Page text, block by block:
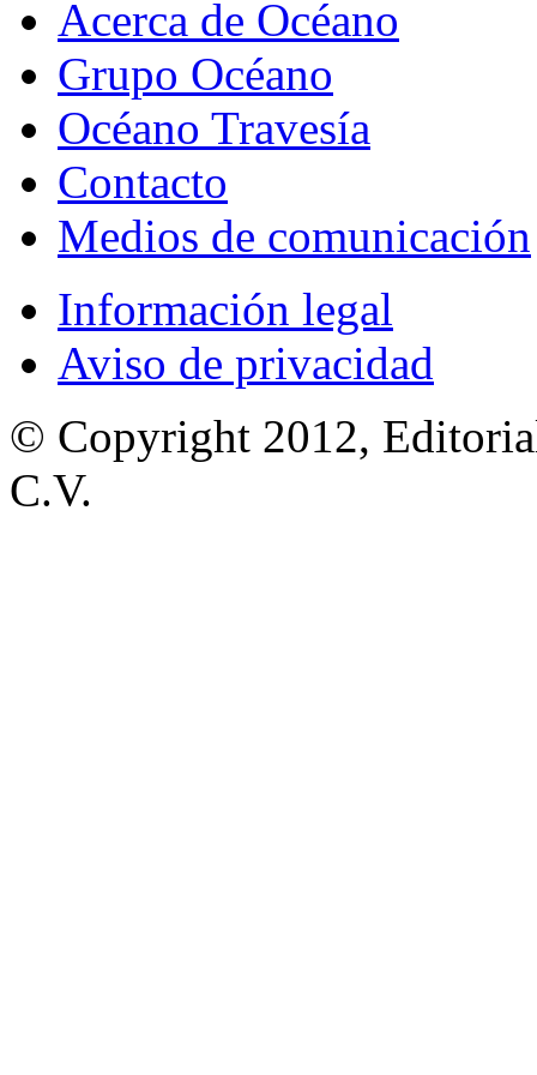
Acerca de Océano
Grupo Océano
Océano Travesía
Contacto
Medios de comunicación
Información legal
Aviso de privacidad
© Copyright 2012,
C.V.